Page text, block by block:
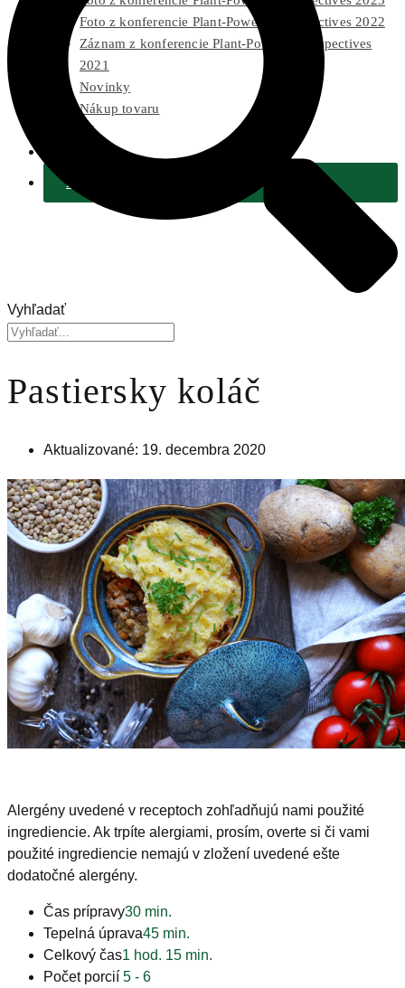
Foto z konferencie Plant-Powered Perspectives 2022
Záznam z konferencie Plant-Powered Perspectives
2021
Novinky
Nákup tovaru
Pre médiá
Podporiť
Vyhľadať
Pastiersky koláč
Aktualizované: 19. decembra 2020
Alergény uvedené v receptoch zohľadňujú nami použité
ingrediencie. Ak trpíte alergiami, prosím, overte si či vami
použité ingrediencie nemajú v zložení uvedené ešte
dodatočné alergény.
Čas prípravy30 min.
Tepelná úprava45 min.
Celkový čas1 hod. 15 min.
Počet porcií 5 - 6